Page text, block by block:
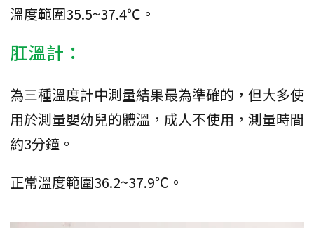
溫度範圍35.5~37.4℃。
肛溫計：
為三種溫度計中測量結果最為準確的，但大多使
用於測量嬰幼兒的體溫，成人不使用，測量時間
約3分鐘。
正常溫度範圍36.2~37.9℃。